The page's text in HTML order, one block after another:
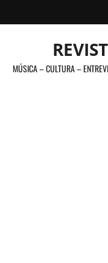
al
MÚSICA – CULTURA –